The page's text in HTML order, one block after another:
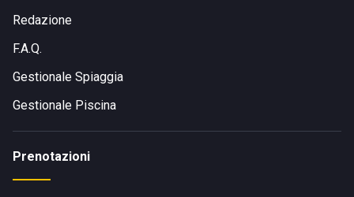
Redazione
F.A.Q.
Gestionale Spiaggia
Gestionale Piscina
Prenotazioni